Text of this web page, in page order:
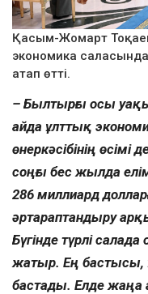
Қасым-Жомарт Тоқаев
экономика
атап өтті.
– Былтырғы осы
айда ұлттық
өнеркәсібінің
соңғы бес жылда
286 миллиард
әртараптандыру
Бүгінде түрлі
жатыр. Ең бастысы,
бастады. Елде жаңа